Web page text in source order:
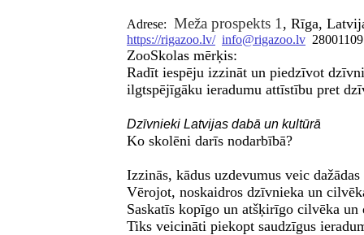
Adrese: Meža prospekts 1 , Rīga,
https://rigazoo.lv/ info@rigazoo.lv 28001109
ZooSkolas mērķis:
Radīt iespēju izzināt un piedzīvot
ilgtspējīgāku ieradumu attīstību pret
Dzīvnieki Latvijas dabā un kultūrā
Ko skolēni darīs nodarbībā?
Izzinās, kādus uzdevumus veic
Vērojot, noskaidros dzīvnieka un
Saskatīs kopīgo un atšķirīgo cilvēka
Tiks veicināti piekopt saudzīgus